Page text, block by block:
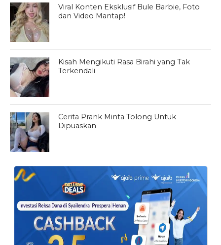
Viral Konten Eksklusif Bule Barbie, Foto
dan Video Mantap!
Kisah Mengikuti Rasa Birahi yang Tak
Terkendali
Cerita Prank Minta Tolong Untuk
Dipuaskan